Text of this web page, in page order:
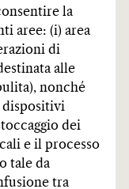
la
aree: (i) area
di
alle
nonché
dispositivi
dei
e il processo
tale da
tra